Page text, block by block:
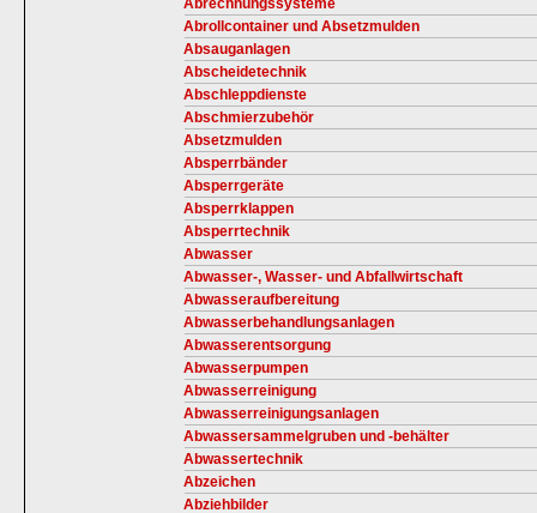
Abrechnungssysteme
Abrollcontainer und Absetzmulden
Absauganlagen
Abscheidetechnik
Abschleppdienste
Abschmierzubehör
Absetzmulden
Absperrbänder
Absperrgeräte
Absperrklappen
Absperrtechnik
Abwasser
Abwasser-, Wasser- und Abfallwirtschaft
Abwasseraufbereitung
Abwasserbehandlungsanlagen
Abwasserentsorgung
Abwasserpumpen
Abwasserreinigung
Abwasserreinigungsanlagen
Abwassersammelgruben und -behälter
Abwassertechnik
Abzeichen
Abziehbilder